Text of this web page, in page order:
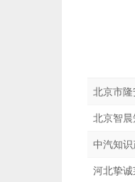
北京市
北京智
中汽知
河北挚